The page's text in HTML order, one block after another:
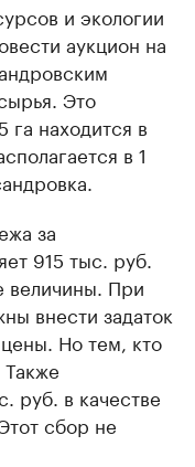
и экологии
аукцион на
Это
находится в
в 1
за
915 тыс. руб.
величины. При
внести задаток
Но тем, кто
Также
руб. в качестве
сбор не